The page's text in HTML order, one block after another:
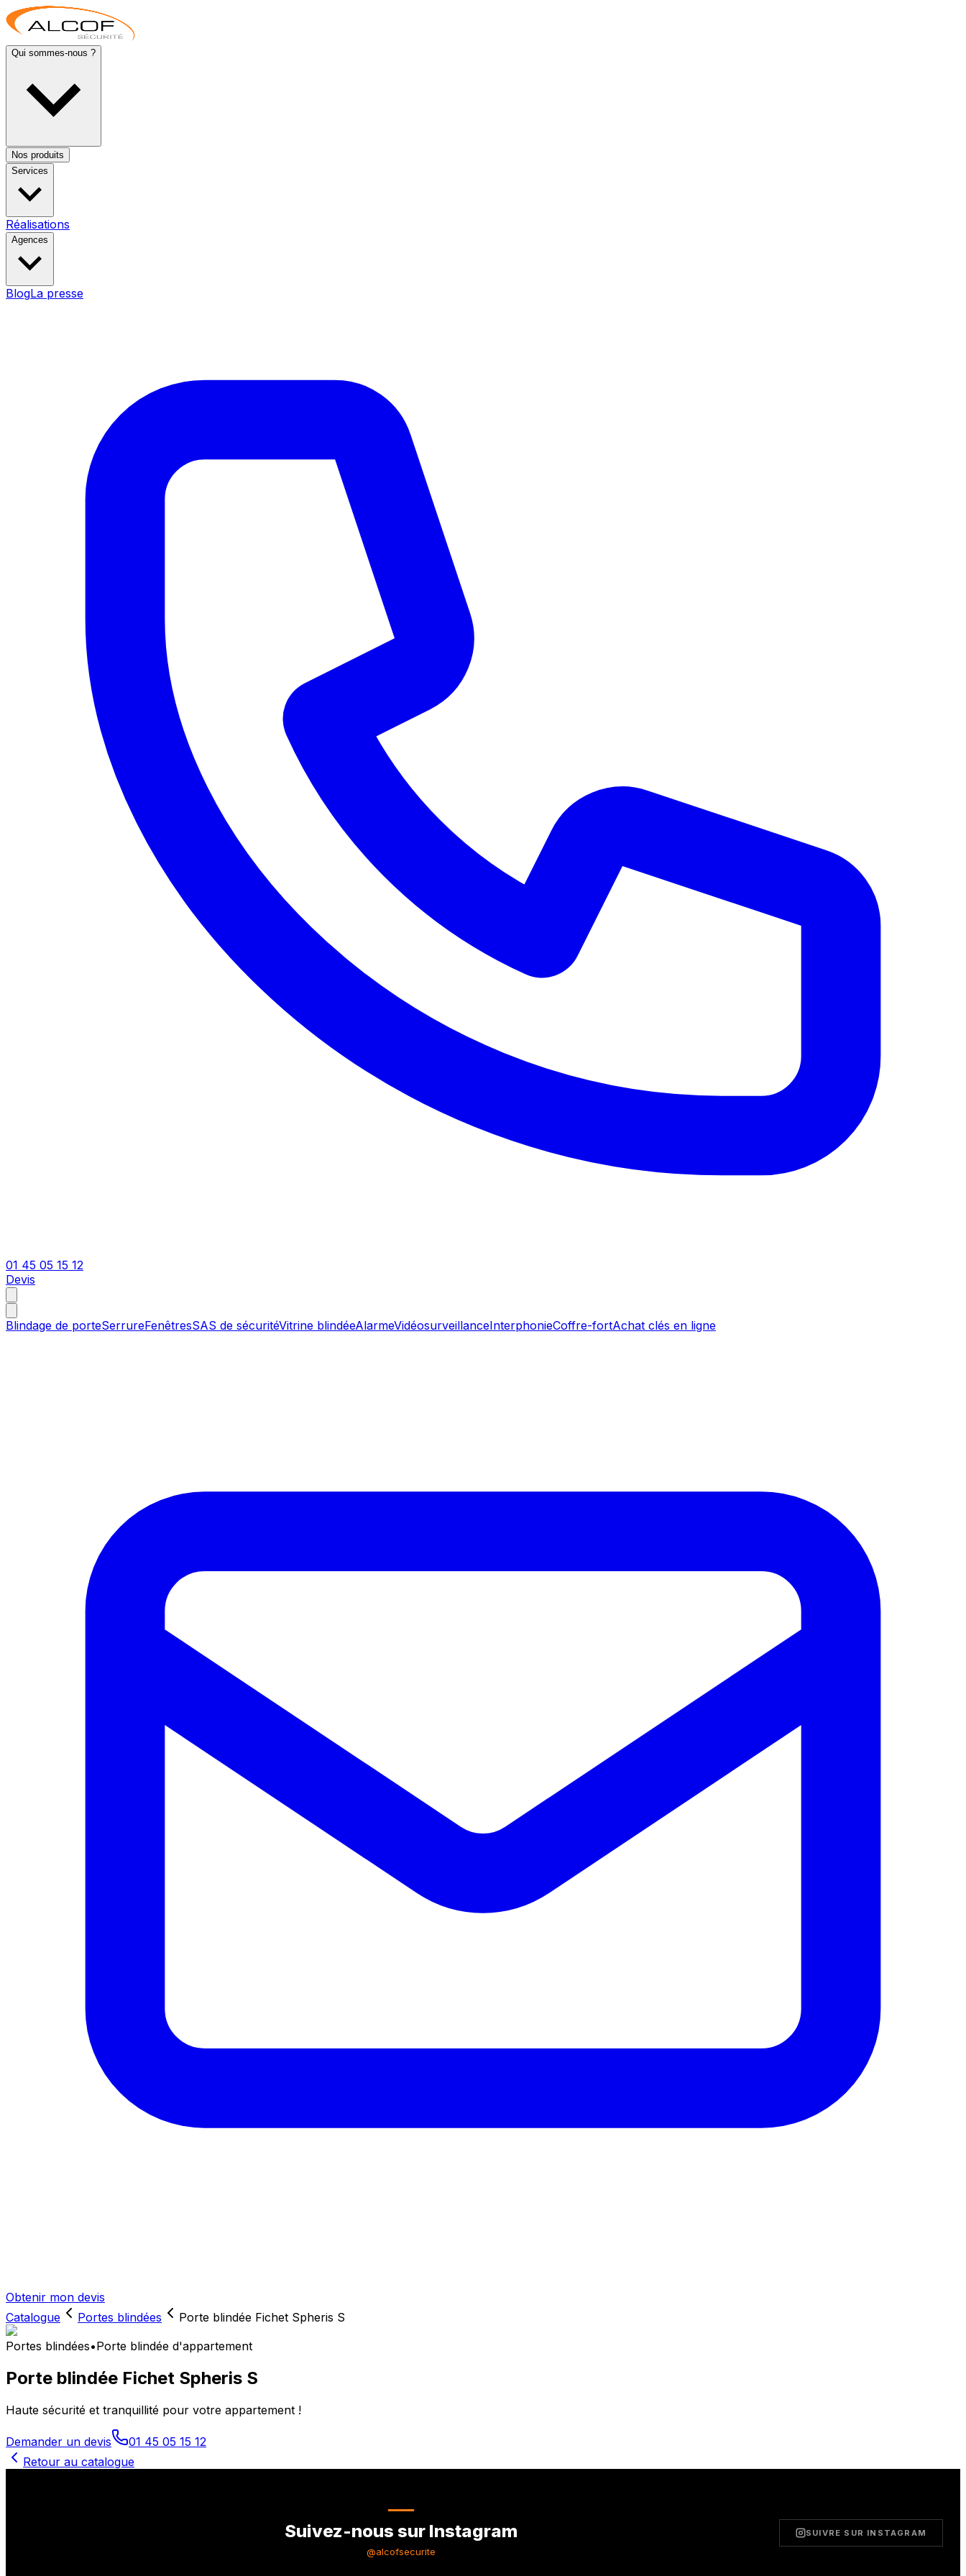
Qui sommes-nous ?
Nos produits
Services
Réalisations
Agences
BlogLa presse
01 45 05 15 12
Devis
Blindage de porteSerrureFenêtresSAS de sécuritéVitrine blindéeAlarmeVidéosurveillanceInterphonieCoffre-fortAchat clés en ligne
Obtenir mon devis
Catalogue
Portes blindées
Porte blindée Fichet Spheris S
Portes blindées•Porte blindée d'appartement
Porte blindée Fichet Spheris S
Haute sécurité et tranquillité pour votre appartement !
Demander un devis
01 45 05 15 12
Retour au catalogue
Suivez-nous sur Instagram
@alcofsecurite
SUIVRE SUR INSTAGRAM